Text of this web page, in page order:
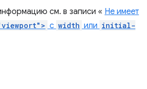
см. в записи « Не имеет
с width или initial-